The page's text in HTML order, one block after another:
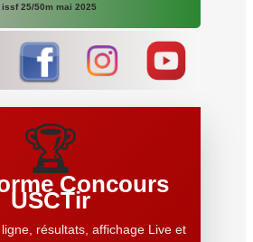
issf 25/50m mai 2025
🏆
Concours
USCTir
résultats, affichage Live et